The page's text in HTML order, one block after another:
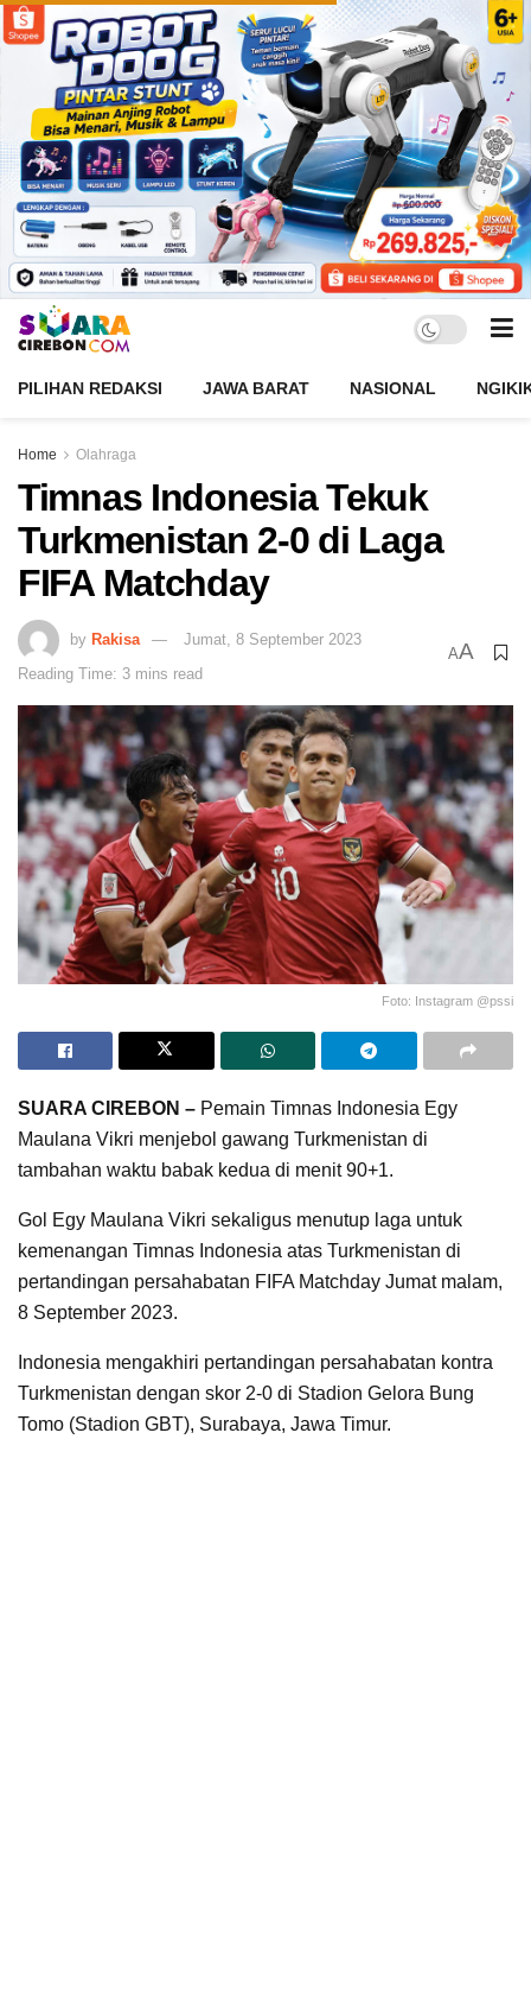
PILIHAN REDAKSI JAWA BARAT NASIONAL
Home Olahraga
Timnas Indonesia Tekuk
Turkmenistan 2-0 di Laga
FIFA Matchday
by Rakisa
Jumat, 8 September 2023
Reading Time: 3 mins read
AA
Foto: Instagram @pssi
SUARA CIREBON – Pemain Timnas Indonesia Egy
Maulana Vikri menjebol gawang Turkmenistan di
tambahan waktu babak kedua di menit 90+1.
Gol Egy Maulana Vikri sekaligus menutup laga untuk
kemenangan Timnas Indonesia atas Turkmenistan di
pertandingan persahabatan FIFA Matchday Jumat malam,
8 September 2023.
Indonesia mengakhiri pertandingan persahabatan kontra
Turkmenistan dengan skor 2-0 di Stadion Gelora Bung
Tomo (Stadion GBT), Surabaya, Jawa Timur.